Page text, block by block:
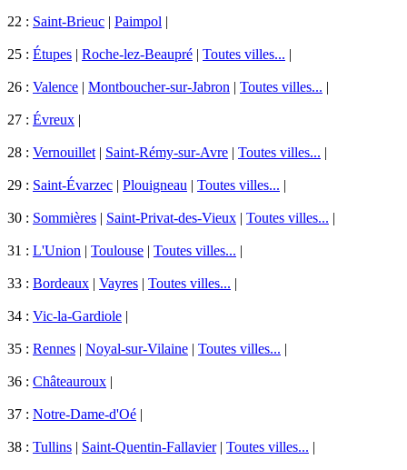
22 : Saint-Brieuc | Paimpol |
25 : Étupes | Roche-lez-Beaupré | Toutes villes... |
26 : Valence | Montboucher-sur-Jabron | Toutes villes... |
27 : Évreux |
28 : Vernouillet | Saint-Rémy-sur-Avre | Toutes villes... |
29 : Saint-Évarzec | Plouigneau | Toutes villes... |
30 : Sommières | Saint-Privat-des-Vieux | Toutes villes... |
31 : L'Union | Toulouse | Toutes villes... |
33 : Bordeaux | Vayres | Toutes villes... |
34 : Vic-la-Gardiole |
35 : Rennes | Noyal-sur-Vilaine | Toutes villes... |
36 : Châteauroux |
37 : Notre-Dame-d'Oé |
38 : Tullins | Saint-Quentin-Fallavier| Toutes villes... |